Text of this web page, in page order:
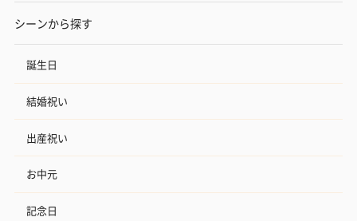
シーンから探す
誕生日
結婚祝い
出産祝い
お中元
記念日